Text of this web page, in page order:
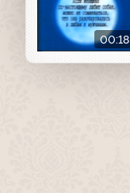
00:18